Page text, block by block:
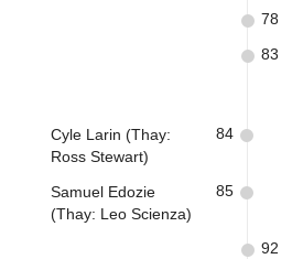
78
83
Cyle Larin (Thay:
Ross Stewart)
84
Samuel Edozie
(Thay: Leo Scienza)
85
92